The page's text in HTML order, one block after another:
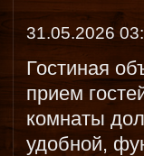
31.05.2026
Гостиная
прием
комнаты
удобной,